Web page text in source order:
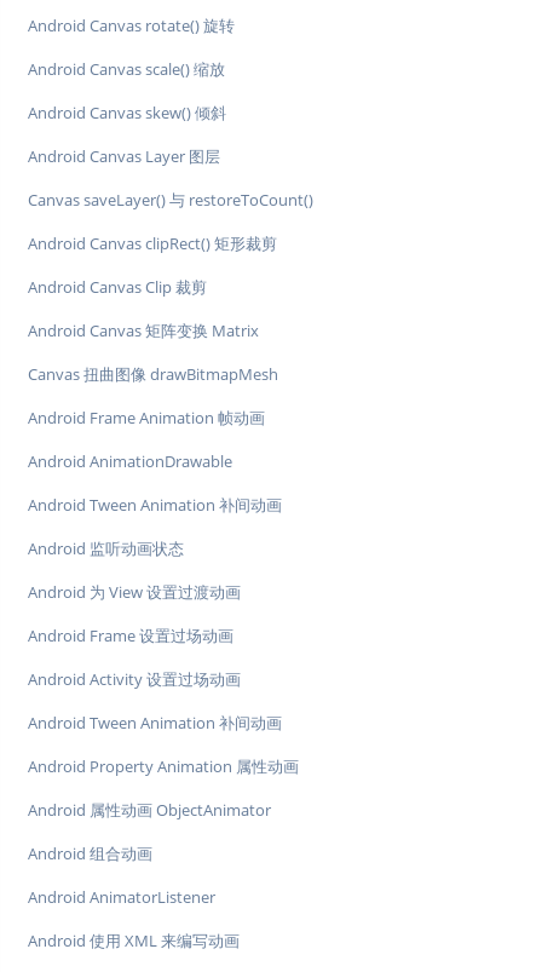
Android Canvas rotate() 旋转
Android Canvas scale() 缩放
Android Canvas skew() 倾斜
Android Canvas Layer 图层
Canvas saveLayer() 与 restoreToCount()
Android Canvas clipRect() 矩形裁剪
Android Canvas Clip 裁剪
Android Canvas 矩阵变换 Matrix
Canvas 扭曲图像 drawBitmapMesh
Android Frame Animation 帧动画
Android AnimationDrawable
Android Tween Animation 补间动画
Android 监听动画状态
Android 为 View 设置过渡动画
Android Frame 设置过场动画
Android Activity 设置过场动画
Android Tween Animation 补间动画
Android Property Animation 属性动画
Android 属性动画 ObjectAnimator
Android 组合动画
Android AnimatorListener
Android 使用 XML 来编写动画